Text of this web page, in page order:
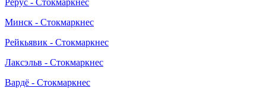
Минск - Стокмаркнес
Рейкьявик - Стокмаркнес
Лаксэльв - Стокмаркнес
Вардё - Стокмаркнес